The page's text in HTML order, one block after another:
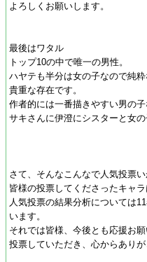
よろしくお願いします。
最後はワタル
トップ10の中で唯一の男性。
ハヤテも半分は女の子なので純粋
貴重な存在です。
作者的には一番描きやすい男の
サキさんに伊澄にシスターと女
さて、そんなこんなで人気投票
皆様の投票してくださったキャ
人気投票の結果分析については
います。
それでは皆様、今後とも応援お願
投票していただき、心からありが